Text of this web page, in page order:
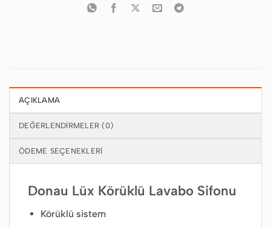
AÇIKLAMA
DEĞERLENDIRMELER (0)
ÖDEME SEÇENEKLERI
Donau Lüx Körüklü Lavabo Sifonu
Körüklü sistem